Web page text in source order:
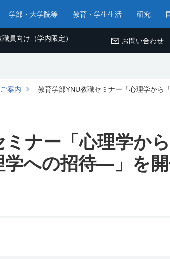
学部・大学院等 教育・学生生活 研究
職員向け（学内限定） お問い合わせ
案内
教育学部YNU教職セミナー「心理学か
ナー「心理学か
への招待―」を